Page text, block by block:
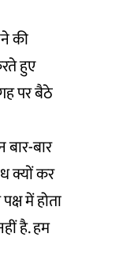
की
हुए
पर बैठे
बार
क्यों कर
में होता
है. हम